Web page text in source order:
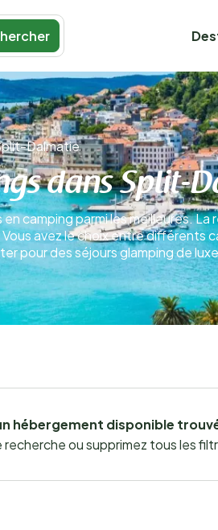
Dalmatie
dans Split-
camping parmi les meilleures.
avez le choix entre différents
pour des séjours glamping de
hébergement disponible
ou supprimez tous les